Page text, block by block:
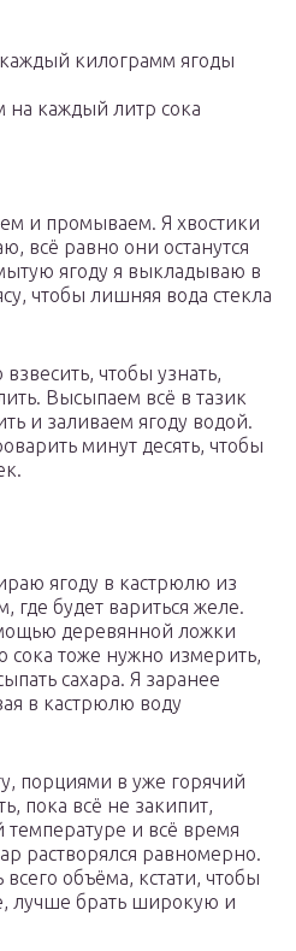
килограмм ягоды
на каждый литр сока
и промываем. Я хвостики
всё равно они останутся
ягоду я выкладываю в
чтобы лишняя вода стекла
чтобы узнать,
Высыпаем всё в тазик
и заливаем ягоду водой.
минут десять, чтобы
ягоду в кастрюлю из
где будет вариться желе.
деревянной ложки
сока тоже нужно измерить,
сахара. Я заранее
в кастрюлю воду
порциями в уже горячий
пока всё не закипит,
и всё время
растворялся равномерно.
объёма, кстати, чтобы
лучше брать широкую и